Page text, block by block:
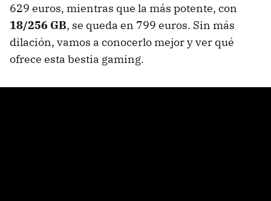
629 euros, mientras que la más potente, con
18/256 GB, se queda en 799 euros. Sin más
dilación, vamos a conocerlo mejor y ver qué
ofrece esta bestia gaming.